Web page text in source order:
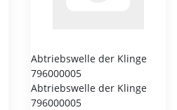
Abtriebswelle der Klinge
796000005
Abtriebswelle der Klinge
796000005